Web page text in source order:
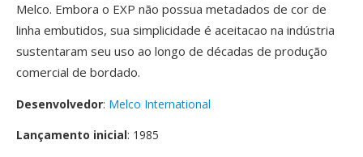
Melco. Embora o EXP não possua metadados de cor de
linha embutidos, sua simplicidade é aceitacao na indústria
sustentaram seu uso ao longo de décadas de produção
comercial de bordado.
Desenvolvedor: Melco International
Lançamento inicial: 1985